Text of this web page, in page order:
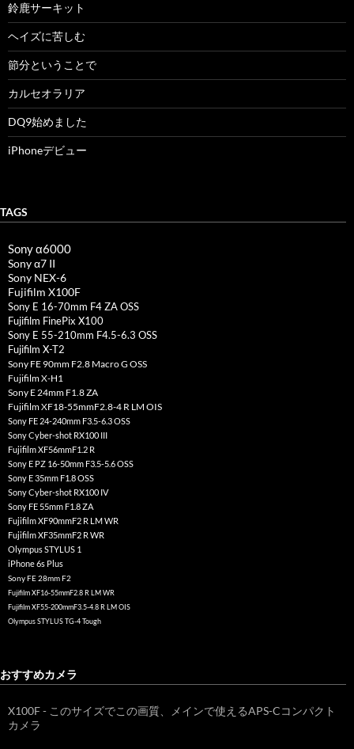
鈴鹿サーキット
ヘイズに苦しむ
節分ということで
カルセオラリア
DQ9始めました
iPhoneデビュー
TAGS
Sony α6000
Sony α7 II
Sony NEX-6
Fujifilm X100F
Sony E 16-70mm F4 ZA OSS
Fujifilm FinePix X100
Sony E 55-210mm F4.5-6.3 OSS
Fujifilm X-T2
Sony FE 90mm F2.8 Macro G OSS
Fujifilm X-H1
Sony E 24mm F1.8 ZA
Fujifilm XF18-55mmF2.8-4 R LM OIS
Sony FE 24-240mm F3.5-6.3 OSS
Sony Cyber-shot RX100 III
Fujifilm XF56mmF1.2 R
Sony E PZ 16-50mm F3.5-5.6 OSS
Sony E 35mm F1.8 OSS
Sony Cyber-shot RX100 IV
Sony FE 55mm F1.8 ZA
Fujifilm XF90mmF2 R LM WR
Fujifilm XF35mmF2 R WR
Olympus STYLUS 1
iPhone 6s Plus
Sony FE 28mm F2
Fujifilm XF16-55mmF2.8 R LM WR
Fujifilm XF55-200mmF3.5-4.8 R LM OIS
Olympus STYLUS TG-4 Tough
おすすめカメラ
X100F - このサイズでこの画質、メインで使えるAPS-Cコンパクト
カメラ